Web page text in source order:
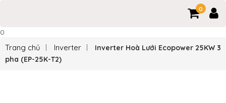
0
0
Trang chủ Inverter
Inverter Hoà Lưới Ecopower 25KW 3
pha (EP-25K-T2)